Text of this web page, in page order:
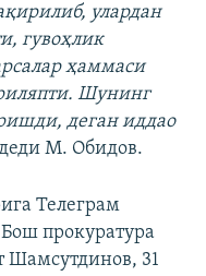
улардан
гувоҳлик
ҳаммаси
Шунинг
деган иддао
М. Обидов.
Телеграм
прокуратура
Шамсутдинов, 31